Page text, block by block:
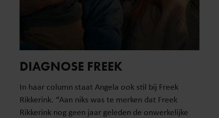
DIAGNOSE FREEK
In haar column staat Angela ook stil bij Freek
Rikkerink. “Aan niks was te merken dat Freek
Rikkerink nog geen jaar geleden de onwerkelijke